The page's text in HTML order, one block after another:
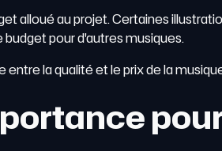
alloué au projet. Certaines
budget pour d'autres musiques.
entre la qualité et le prix de la